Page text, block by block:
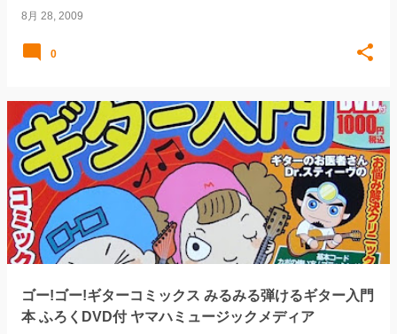
8月 28, 2009
0
ゴー!ゴー!ギターコミックス みるみる弾けるギター入門
本 ふろくDVD付 ヤマハミュージックメディア